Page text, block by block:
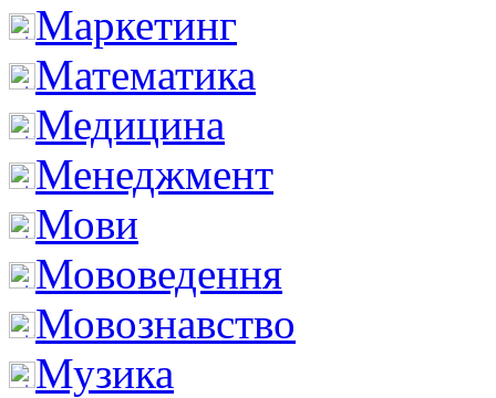
Маркетинг
Математика
Медицина
Менеджмент
Мови
Мововедення
Мовознавство
Музика